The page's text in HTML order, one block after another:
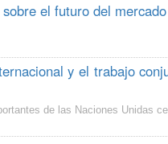
el futuro del
y el trabajo
de las Naciones Unidas